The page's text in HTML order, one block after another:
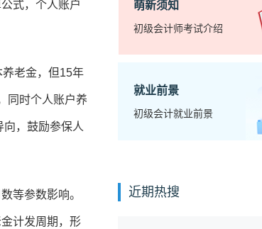
式，个人账户
老金，但15年
同时个人账户养
向，鼓励参保人
等参数影响。
计发周期，形
萌新须知
初级会计师考试介绍
就业前景
初级会计就业前景
近期热搜